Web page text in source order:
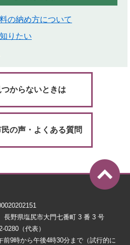
の納め方について
りたい
つからないときは
民の声・よくある質問
野県塩尻市大門七番町 3 番 3 号
0280（代表）
前9時から午後4時30分まで（試行的に